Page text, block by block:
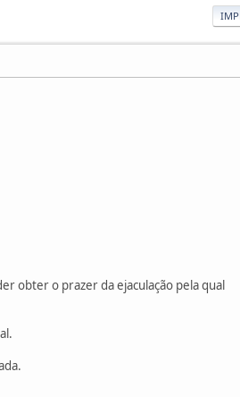
obter o prazer da ejaculação pela qual